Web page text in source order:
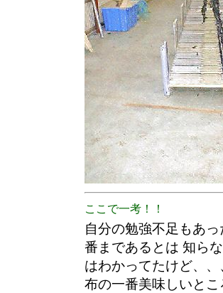
ここで一考！！
自分の勉強不足もあ
番まであるとは 知ら
はわかってたけど、
布の一番美味しいと